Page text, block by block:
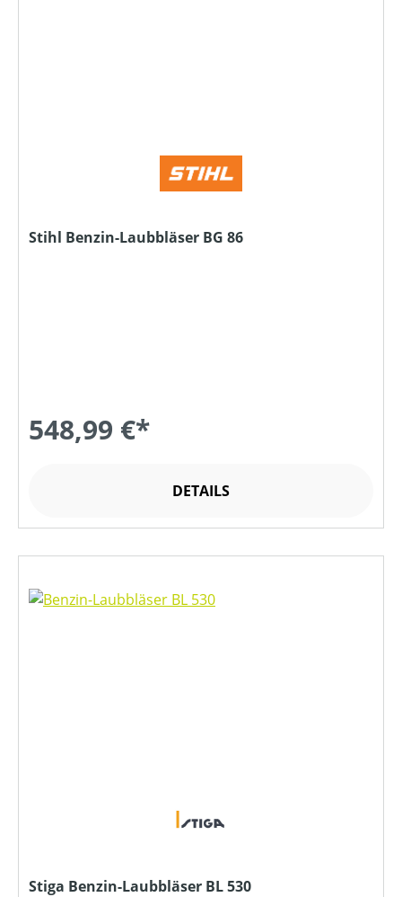
Stihl Benzin-Laubbläser BG 86
548,99 €*
DETAILS
Stiga Benzin-Laubbläser BL 530